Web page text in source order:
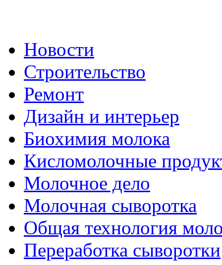
Новости
Строительство
Ремонт
Дизайн и интерьер
Биохимия молока
Кисломолочные
Молочное дело
Молочная сыворотка
Общая технология
Переработка сыворотки